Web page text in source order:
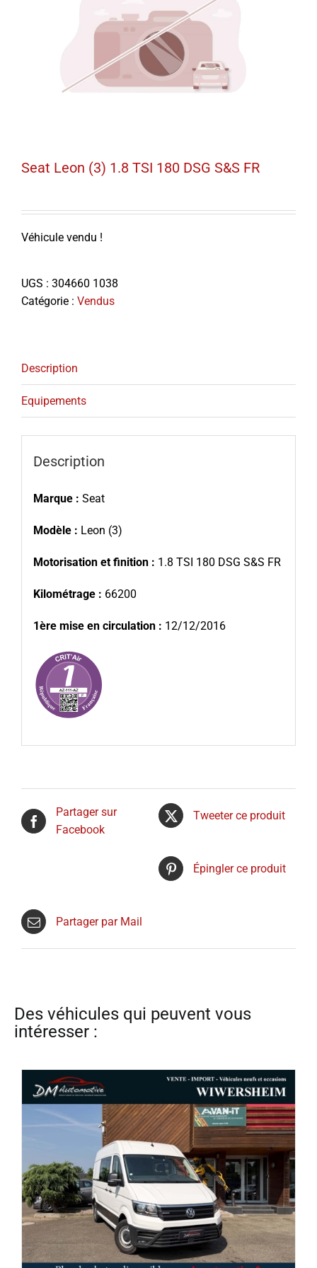
Seat Leon (3) 1.8 TSI 180 DSG S&S FR
Véhicule vendu !
UGS : 304660 1038
Catégorie : Vendus
Description
Equipements
Description
Marque : Seat
Modèle : Leon (3)
Motorisation et finition : 1.8 TSI 180 DSG S&S FR
Kilométrage : 66200
1ère mise en circulation : 12/12/2016
Partager sur
Facebook
Tweeter ce produit
Épingler ce produit
Partager par Mail